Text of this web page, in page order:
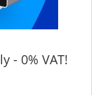
- 0% VAT!